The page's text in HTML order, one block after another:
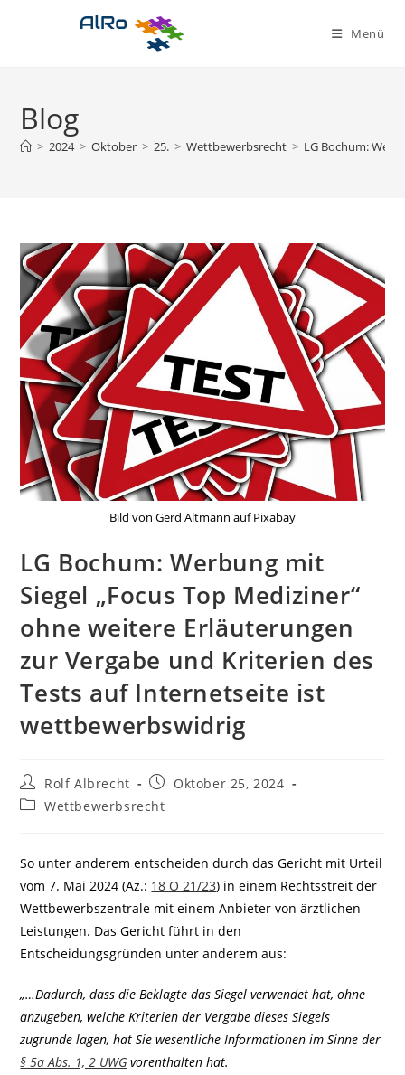
Menü
Blog
> 2024 > Oktober > 25. > Wettbewerbsrecht > LG Bochum:
Bild von Gerd Altmann auf Pixabay
LG Bochum: Werbung mit
Siegel „Focus Top Mediziner“
ohne weitere Erläuterungen
zur Vergabe und Kriterien des
Tests auf Internetseite ist
wettbewerbswidrig
Beitrags-
Autor:
Rolf Albrecht
Beitrag
veröffentlicht:
Oktober 25, 2024
Beitrags-
Wettbewerbsrecht
So unter anderem entscheiden durch das Gericht mit Urteil
vom 7. Mai 2024 (Az.: 18 O 21/23) in einem Rechtsstreit der
Wettbewerbszentrale mit einem Anbieter von ärztlichen
Leistungen. Das Gericht führt in den
Entscheidungsgründen unter anderem aus:
„…Dadurch, dass die Beklagte das Siegel verwendet hat, ohne
anzugeben, welche Kriterien der Vergabe dieses Siegels
zugrunde lagen, hat Sie wesentliche Informationen im Sinne der
§ 5a Abs. 1, 2 UWG vorenthalten hat.